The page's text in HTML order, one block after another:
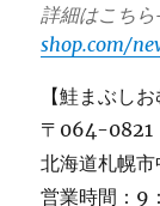
詳細はこち
shop.com/
【鮭まぶし
〒064-0821
北海道札幌
営業時間：9